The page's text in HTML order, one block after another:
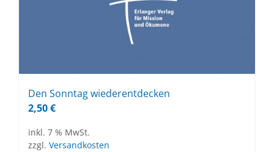
Den Sonn­tag wie­der­ent­de­cken
2,50€
inkl. 7 % MwSt.
zzgl. Versandkosten